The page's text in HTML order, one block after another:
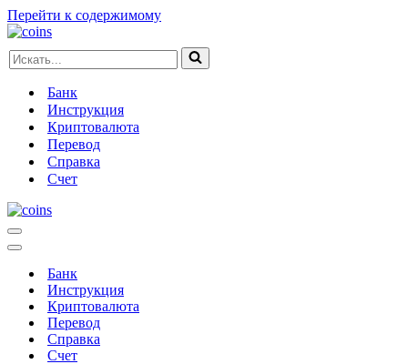
Перейти к содержимому
Искать...
Банк
Инструкция
Криптовалюта
Перевод
Справка
Счет
Меню
навигации
Меню
навигацииБанк
Инструкция
Криптовалюта
Перевод
Справка
Счет